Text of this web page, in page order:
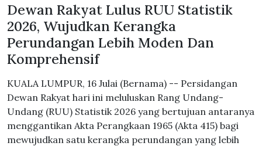
Dewan Rakyat Lulus RUU Statistik
2026, Wujudkan Kerangka
Perundangan Lebih Moden Dan
Komprehensif
KUALA LUMPUR, 16 Julai (Bernama) -- Persidangan
Dewan Rakyat hari ini meluluskan Rang Undang-
Undang (RUU) Statistik 2026 yang bertujuan antaranya
menggantikan Akta Perangkaan 1965 (Akta 415) bagi
mewujudkan satu kerangka perundangan yang lebih